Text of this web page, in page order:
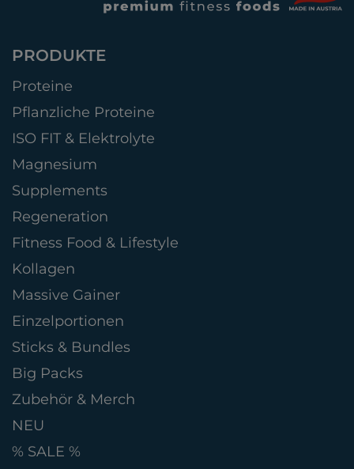
PRODUKTE
Proteine
Pflanzliche Proteine
ISO FIT & Elektrolyte
Magnesium
Supplements
Regeneration
Fitness Food & Lifestyle
Kollagen
Massive Gainer
Einzelportionen
Sticks & Bundles
Big Packs
Zubehör & Merch
NEU
% SALE %